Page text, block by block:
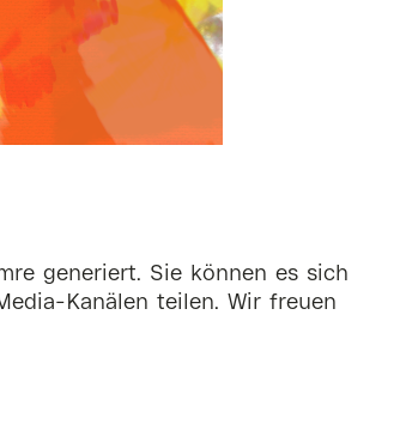
generiert. Sie können es sich
Kanälen teilen. Wir freuen